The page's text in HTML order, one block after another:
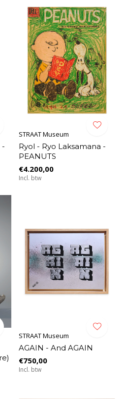
-
STRAAT Museum
Ryol - Ryo Laksamana -
PEANUTS
€4.200,00
Incl. btw
STRAAT Museum
AGAIN - And AGAIN
€750,00
Incl. btw